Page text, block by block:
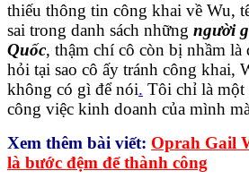
thiếu thông tin công khai về Wu,
sai trong danh sách những người
Quốc, thậm chí cô còn bị nhầm
hỏi tại sao cô ấy tránh công khai,
không có gì để nói. Tôi chỉ là một
công việc kinh doanh của mình
Xem thêm bài viết: Oprah Gail
là bước đệm để thành công